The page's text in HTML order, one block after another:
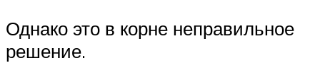
Однако это в корне неправильное
решение.